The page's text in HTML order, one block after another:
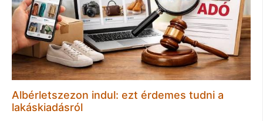
Albérletszezon indul: ezt érdemes tudni a
lakáskiadásról